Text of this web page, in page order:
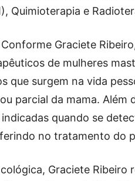
Quimioterapia e
Graciete
de mulheres
que surgem na vida
parcial da mama. Além
quando se
no tratamento do
Graciete Ribeiro